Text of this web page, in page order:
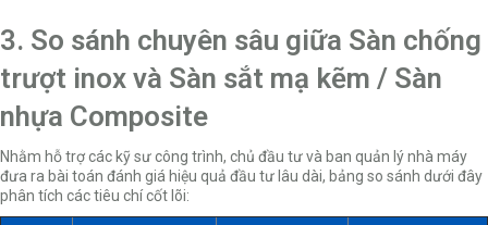
3. So sánh chuyên sâu giữa Sàn chống
trượt inox và Sàn sắt mạ kẽm / Sàn
nhựa Composite
Nhằm hỗ trợ các kỹ sư công trình, chủ đầu tư và ban quản lý nhà máy
đưa ra bài toán đánh giá hiệu quả đầu tư lâu dài, bảng so sánh dưới đây
phân tích các tiêu chí cốt lõi: